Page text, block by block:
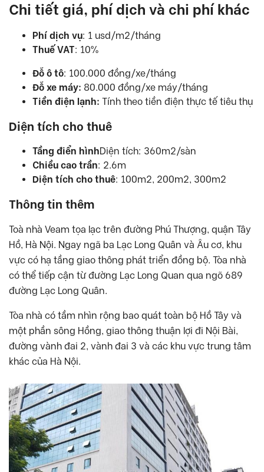
Chi tiết giá, phí dịch và chi phí khác
Phí dịch vụ: 1 usd/m2/tháng
Thuế VAT: 10%
Đỗ ô tô: 100.000 đồng/xe/tháng
Đỗ xe máy: 80.000 đồng/xe máy/tháng
Tiền điện lạnh: Tính theo tiền điện thực tế tiêu thụ
Diện tích cho thuê
Tầng điển hìnhDiện tích: 360m2/sàn
Chiều cao trần: 2.6m
Diện tích cho thuê: 100m2, 200m2, 300m2
Thông tin thêm
Toà nhà Veam tọa lạc trên đường Phú Thượng, quận Tây
Hồ, Hà Nội. Ngay ngã ba Lạc Long Quân và Âu cơ, khu
vực có hạ tầng giao thông phát triển đồng bộ. Tòa nhà
có thể tiếp cận từ đường Lạc Long Quan qua ngõ 689
đường Lạc Long Quân.
Tòa nhà có tầm nhìn rộng bao quát toàn bộ Hồ Tây và
một phần sông Hồng, giao thông thuận lợi đi Nội Bài,
đường vành đai 2, vành đai 3 và các khu vực trung tâm
khác của Hà Nội.